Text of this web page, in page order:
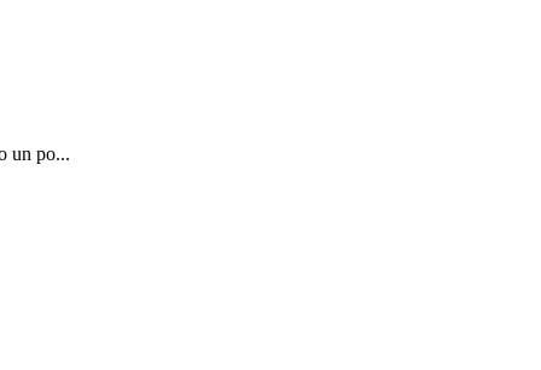
un po...